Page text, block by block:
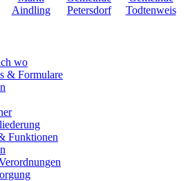
wo
& Formulare
Funktionen